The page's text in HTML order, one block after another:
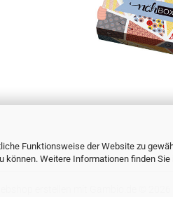
Funktionsweise der Website zu
Weitere Informationen finden Sie